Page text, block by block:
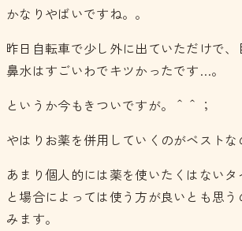
かなりやばいですね。。
昨日自転車で少し外に出ていただけで、
鼻水はすごいわでキツかったです…。
というか今もきついですが。＾＾；
やはりお薬を併用していくのがベストな
あまり個人的には薬を使いたくはない
と場合によっては使う方が良いとも思
みます。